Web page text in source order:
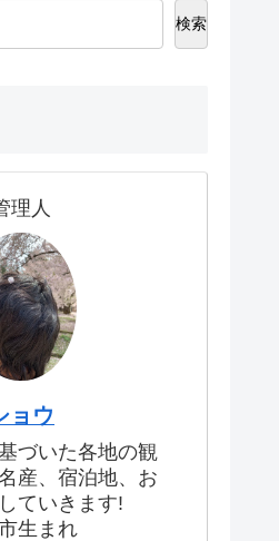
検索
理人
ョウ
づいた各地の観
産、宿泊地、お
ていきます!
生まれ